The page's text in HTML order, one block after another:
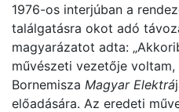
1976-os interjúban a
találgatásra okot adó
magyarázatot adta:
művészeti vezetője
Bornemisza Magyar Elektrá
előadására. Az eredeti